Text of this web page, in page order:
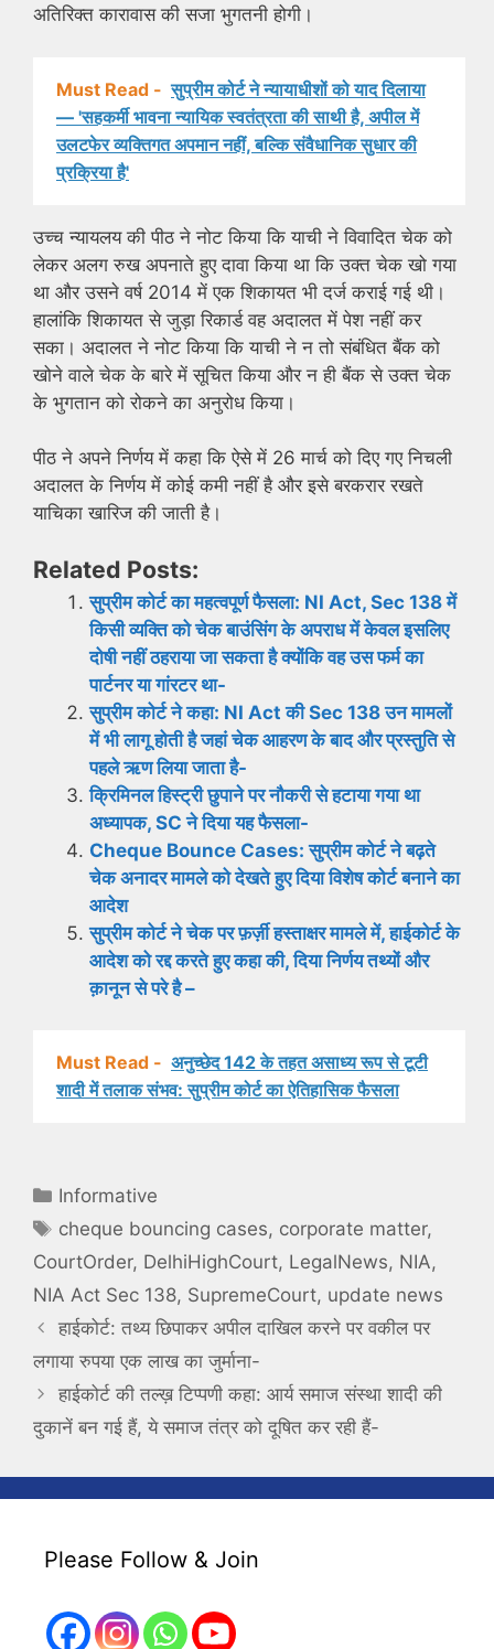
अतिरिक्त कारावास की सजा भुगतनी होगी।
Must Read - सुप्रीम कोर्ट ने न्यायाधीशों को याद दिलाया
— 'सहकर्मी भावना न्यायिक स्वतंत्रता की साथी है, अपील में
उलटफेर व्यक्तिगत अपमान नहीं, बल्कि संवैधानिक सुधार की
प्रक्रिया है'
उच्च न्यायलय की पीठ ने नोट किया कि याची ने विवादित चेक को
लेकर अलग रुख अपनाते हुए दावा किया था कि उक्त चेक खो गया
था और उसने वर्ष 2014 में एक शिकायत भी दर्ज कराई गई थी।
हालांकि शिकायत से जुड़ा रिकार्ड वह अदालत में पेश नहीं कर
सका। अदालत ने नोट किया कि याची ने न तो संबंधित बैंक को
खोने वाले चेक के बारे में सूचित किया और न ही बैंक से उक्त चेक
के भुगतान को रोकने का अनुरोध किया।
पीठ ने अपने निर्णय में कहा कि ऐसे में 26 मार्च को दिए गए निचली
अदालत के निर्णय में कोई कमी नहीं है और इसे बरकरार रखते
याचिका खारिज की जाती है।
Related Posts:
सुप्रीम कोर्ट का महत्वपूर्ण फैसला: NI Act, Sec 138 में
किसी व्यक्ति को चेक बाउंसिंग के अपराध में केवल इसलिए
दोषी नहीं ठहराया जा सकता है क्योंकि वह उस फर्म का
पार्टनर या गांरटर था-
सुप्रीम कोर्ट ने कहा: NI Act की Sec 138 उन मामलों
में भी लागू होती है जहां चेक आहरण के बाद और प्रस्तुति से
पहले ऋण लिया जाता है-
क्रिमिनल हिस्ट्री छुपाने पर नौकरी से हटाया गया था
अध्यापक, SC ने दिया यह फैसला-
Cheque Bounce Cases: सुप्रीम कोर्ट ने बढ़ते
चेक अनादर मामले को देखते हुए दिया विशेष कोर्ट बनाने का
आदेश
सुप्रीम कोर्ट ने चेक पर फ़र्ज़ी हस्ताक्षर मामले में, हाईकोर्ट के
आदेश को रद्द करते हुए कहा की, दिया निर्णय तथ्यों और
क़ानून से परे है –
Must Read - अनुच्छेद 142 के तहत असाध्य रूप से टूटी
शादी में तलाक संभव: सुप्रीम कोर्ट का ऐतिहासिक फैसला
Categories
Informative
Tags
cheque bouncing cases, corporate matter,
CourtOrder, DelhiHighCourt, LegalNews, NIA,
NIA Act Sec 138, SupremeCourt, update news
हाईकोर्ट: तथ्य छिपाकर अपील दाखिल करने पर वकील पर
लगाया रुपया एक लाख का जुर्माना-
हाईकोर्ट की तल्ख़ टिप्पणी कहा: आर्य समाज संस्था शादी की
दुकानें बन गई हैं, ये समाज तंत्र को दूषित कर रही हैं-
Please Follow & Join